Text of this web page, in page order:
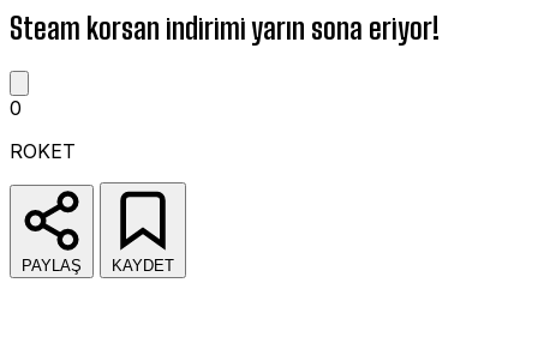
Steam korsan indirimi yarın sona eriyor!
0
ROKET
PAYLAŞ KAYDET